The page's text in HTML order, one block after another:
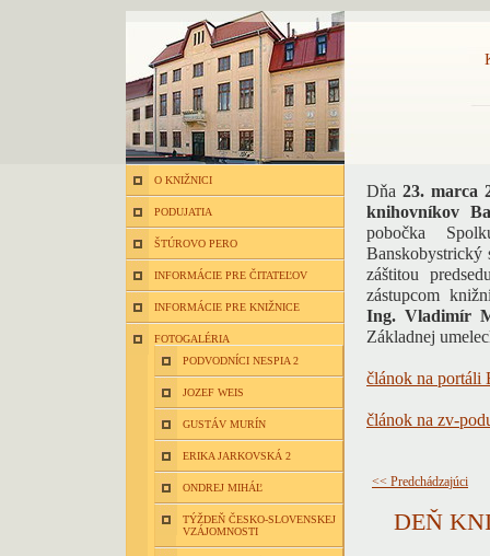
O KNIŽNICI
PODUJATIA
ŠTÚROVO PERO
INFORMÁCIE PRE ČITATEĽOV
INFORMÁCIE PRE KNIŽNICE
FOTOGALÉRIA
PODVODNÍCI NESPIA 2
JOZEF WEIS
GUSTÁV MURÍN
ERIKA JARKOVSKÁ 2
ONDREJ MIHÁĽ
TÝŽDEŇ ČESKO-SLOVENSKEJ
VZÁJOMNOSTI
Dňa 23. marca
knihovníkov
pobočka
Banskobystrický
záštitou
zástupcom
Ing. Vladimír
Základnej
článok na portáli
článok na zv-
<< Predchádzajúci
DEŇ